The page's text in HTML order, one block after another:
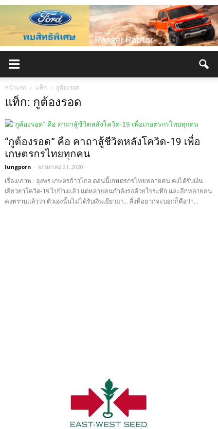
หน้าแรก แท็ก กูต้องรอด
แท็ก: กูต้องรอด
“กูต้องรอด” คือ คาถาสู้ชีวิตหลังโควิด-19 เพื่อ
เกษตรกรไทยทุกคน
lungporn - พฤษภาคม 21, 2020
เรื่อง/ภาพ : ลุงพร เกษตรก้าวไกล ตอนนี้เกษตรกรไทยหลายคน คงได้รับเงิน
เยียวยาโควิด-19 ไปบ้างแล้ว แต่หลายคนกำลังรอด้วยใจระทึก และอีกหลายคน
คงทราบแล้วว่า ตัวเองนั้นไม่ได้รับเงินเยียวยา... สิ่งที่อยากจะบอกก็คือว่า...